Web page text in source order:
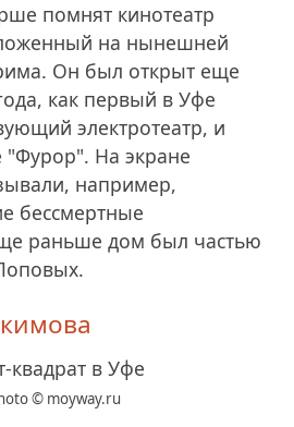
помнят кинотеатр
на нынешней
Он был открыт еще
как первый в Уфе
электротеатр, и
"Фурор". На экране
например,
бессмертные
раньше дом был частью
© moyway.ru